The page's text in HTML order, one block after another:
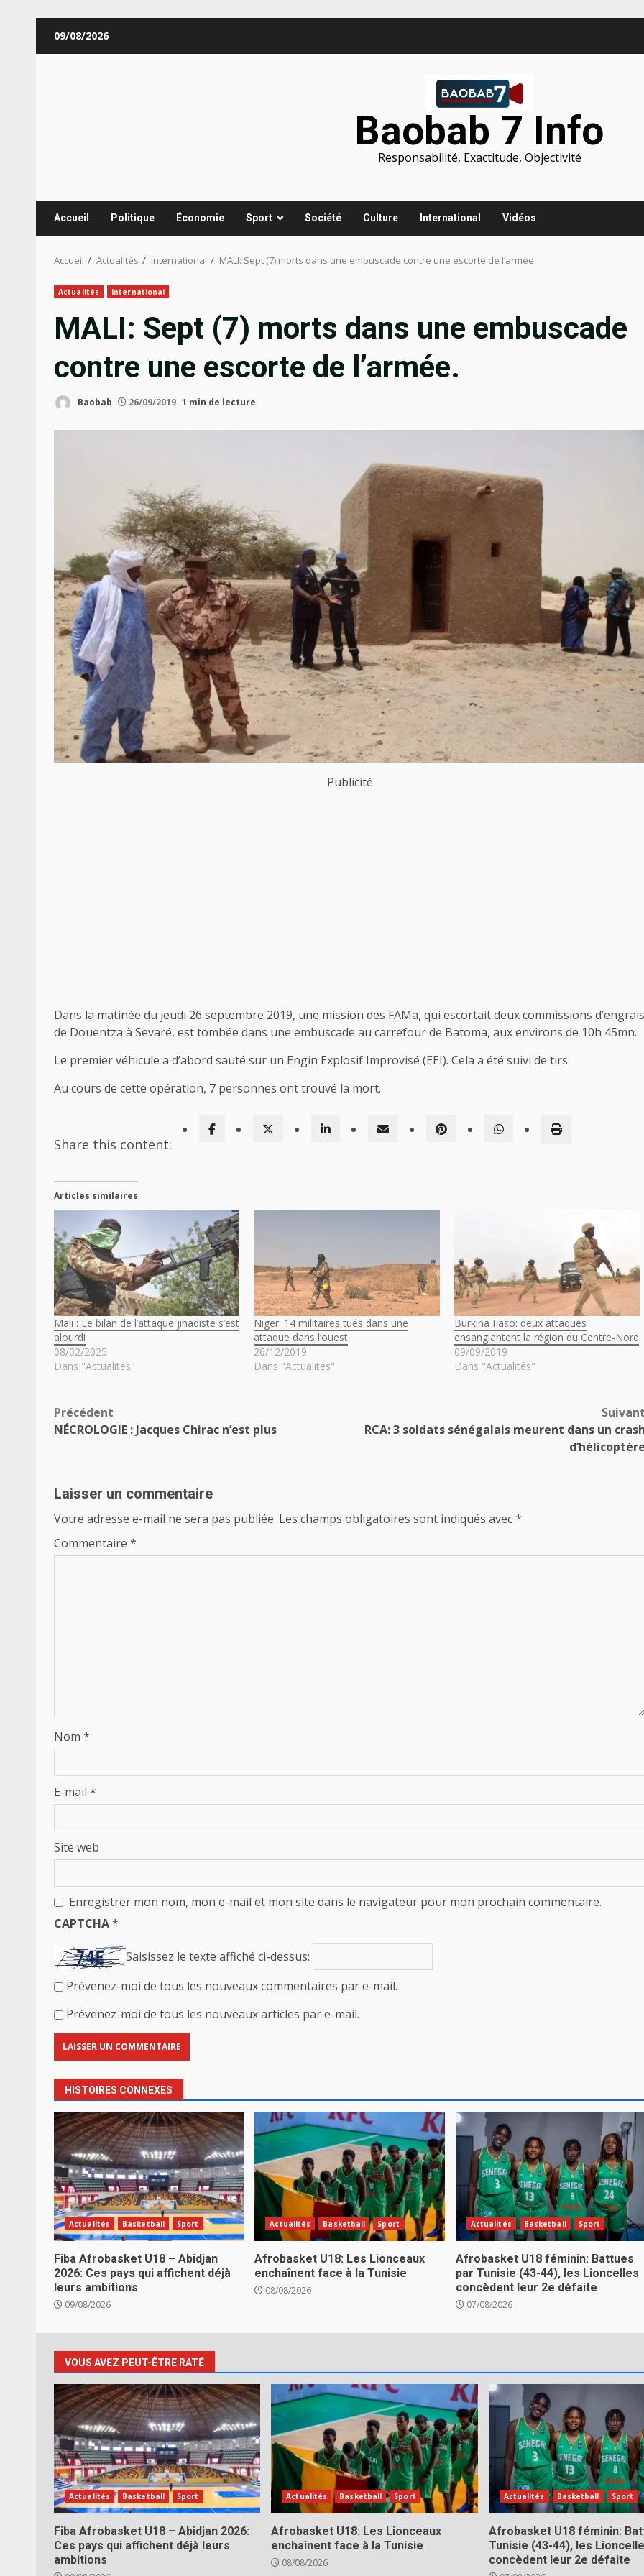
09/08/2026
Baobab 7 Info
Responsabilité, Exactitude, Objectivité
Accueil Politique Économie Sport Société Culture International Vidéos
Accueil Actualités International MALI: Sept (7) morts dans une embuscade contre une escorte de l’armée.
Actualités International
MALI: Sept (7) morts dans une embuscade
contre une escorte de l’armée.
Baobab 26/09/2019 1 min de lecture
Publicité
Dans la matinée du jeudi 26 septembre 2019, une mission des FAMa, qui escortait deux commissions d’engrais
de Douentza à Sevaré, est tombée dans une embuscade au carrefour de Batoma, aux environs de 10h 45mn.
Le premier véhicule a d’abord sauté sur un Engin Explosif Improvisé (EEI). Cela a été suivi de tirs.
Au cours de cette opération, 7 personnes ont trouvé la mort.
Share this content:
Articles similaires
Mali : Le bilan de l’attaque jihadiste s’est
alourdi
08/02/2025
Dans "Actualités"
Niger: 14 militaires tués dans une
attaque dans l’ouest
26/12/2019
Dans "Actualités"
Burkina Faso: deux attaques
ensanglantent la région du Centre-Nord
09/09/2019
Dans "Actualités"
Navigation
Précédent
NÉCROLOGIE : Jacques Chirac n’est plus
Suivant
RCA: 3 soldats sénégalais meurent dans un crash
d’hélicoptère
Laisser un commentaire
Votre adresse e-mail ne sera pas publiée. Les champs obligatoires sont indiqués avec*
Commentaire *
Nom *
E-mail *
Site web
Enregistrer mon nom, mon e-mail et mon site dans le navigateur pour mon prochain commentaire.
CAPTCHA*
Saisissez le texte affiché ci-dessus:
Prévenez-moi de tous les nouveaux commentaires par e-mail.
Prévenez-moi de tous les nouveaux articles par e-mail.
HISTOIRES CONNEXES
Actualités Basketball Sport
Fiba Afrobasket U18 – Abidjan
2026: Ces pays qui affichent déjà
leurs ambitions
09/08/2026
Actualités Basketball Sport
Afrobasket U18: Les Lionceaux
enchaînent face à la Tunisie
08/08/2026
Actualités Basketball Sport
Afrobasket U18 féminin: Battues
par Tunisie (43-44), les Lioncelles
concèdent leur 2e défaite
07/08/2026
VOUS AVEZ PEUT-ÊTRE RATÉ
Actualités Basketball Sport
Fiba Afrobasket U18 – Abidjan 2026:
Ces pays qui affichent déjà leurs
ambitions
Actualités Basketball Sport
Afrobasket U18: Les Lionceaux
enchaînent face à la Tunisie
08/08/2026
Actualités Basketball Sport
Afrobasket U18 féminin:
Tunisie (43-44), les
concèdent leur 2e défaite